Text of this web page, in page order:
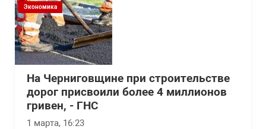
Экономика
На Черниговщине при строительстве
дорог присвоили более 4 миллионов
гривен, - ГНС
1 марта, 16:23